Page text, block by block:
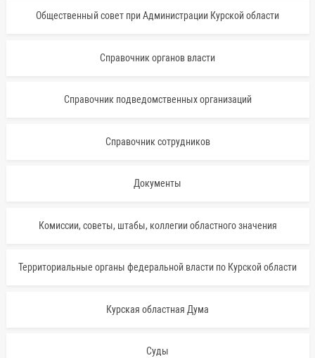
Общественный совет при Администрации Курской области
Справочник органов власти
Справочник подведомственных организаций
Справочник сотрудников
Документы
Комиссии, советы, штабы, коллегии областного значения
Территориальные органы федеральной власти по Курской области
Курская областная Дума
Суды